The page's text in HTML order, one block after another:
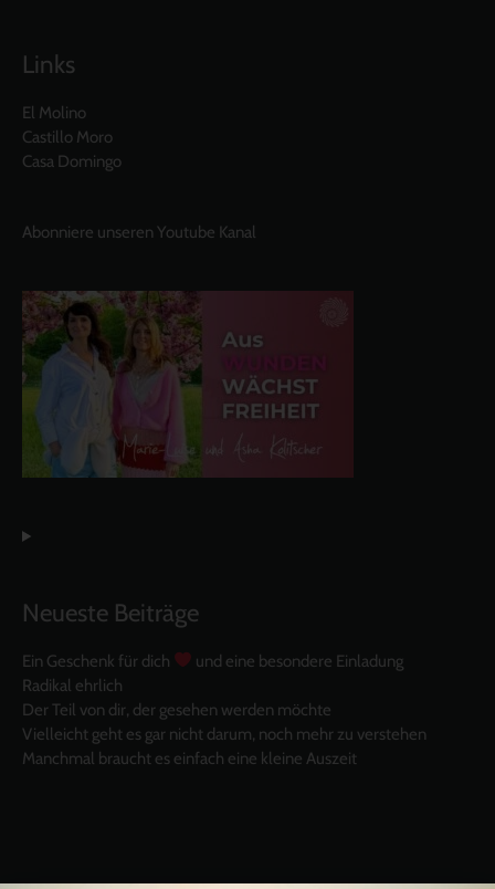
Links
El Molino
Castillo Moro
Casa Domingo
Abonniere unseren Youtube Kanal
Neueste Beiträge
Ein Geschenk für dich
und eine besondere Einladung
Radikal ehrlich
Der Teil von dir, der gesehen werden möchte
Vielleicht geht es gar nicht darum, noch mehr zu verstehen
Manchmal braucht es einfach eine kleine Auszeit